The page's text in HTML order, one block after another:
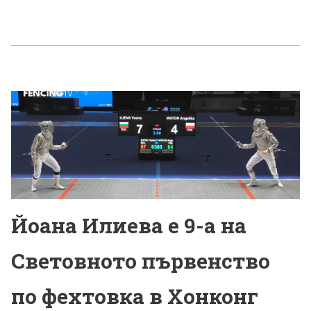
Йоана Илиева е 9-а на
Световното първенство
по фехтовка в Хонконг